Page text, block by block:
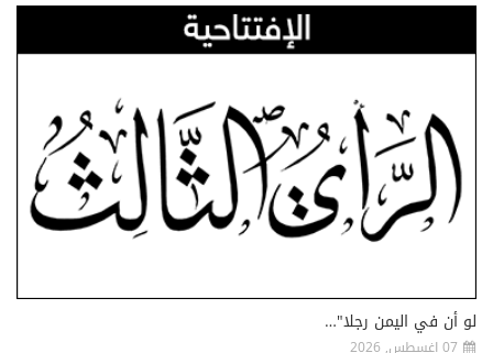
لو أن في اليمن رجلا"…
07 اغسطس, 2026